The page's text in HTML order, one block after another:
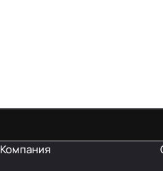
Компания